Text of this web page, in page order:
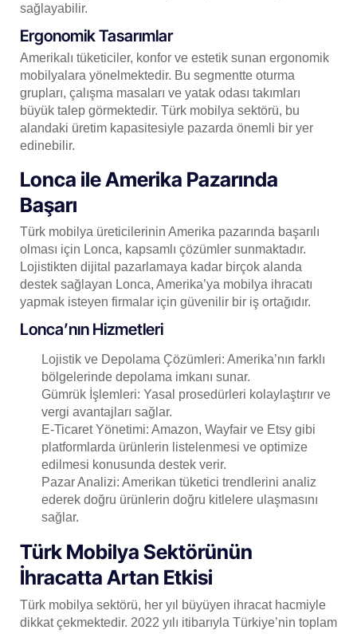
sağlayabilir.
Ergonomik Tasarımlar
Amerikalı tüketiciler, konfor ve estetik sunan ergonomik
mobilyalara yönelmektedir. Bu segmentte oturma
grupları, çalışma masaları ve yatak odası takımları
büyük talep görmektedir. Türk mobilya sektörü, bu
alandaki üretim kapasitesiyle pazarda önemli bir yer
edinebilir.
Lonca ile Amerika Pazarında
Başarı
Türk mobilya üreticilerinin Amerika pazarında başarılı
olması için Lonca, kapsamlı çözümler sunmaktadır.
Lojistikten dijital pazarlamaya kadar birçok alanda
destek sağlayan Lonca, Amerika’ya mobilya ihracatı
yapmak isteyen firmalar için güvenilir bir iş ortağıdır.
Lonca’nın Hizmetleri
Lojistik ve Depolama Çözümleri: Amerika’nın farklı
bölgelerinde depolama imkanı sunar.
Gümrük İşlemleri: Yasal prosedürleri kolaylaştırır ve
vergi avantajları sağlar.
E-Ticaret Yönetimi: Amazon, Wayfair ve Etsy gibi
platformlarda ürünlerin listelenmesi ve optimize
edilmesi konusunda destek verir.
Pazar Analizi: Amerikan tüketici trendlerini analiz
ederek doğru ürünlerin doğru kitlelere ulaşmasını
sağlar.
Türk Mobilya Sektörünün
İhracatta Artan Etkisi
Türk mobilya sektörü, her yıl büyüyen ihracat hacmiyle
dikkat çekmektedir. 2022 yılı itibarıyla Türkiye’nin toplam